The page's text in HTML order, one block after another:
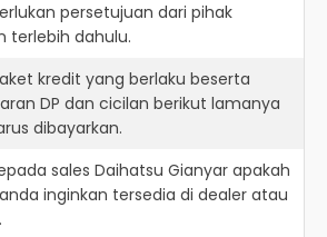
persetujuan dari pihak
terlebih dahulu.
kredit yang berlaku beserta
DP dan cicilan berikut lamanya
dibayarkan.
sales Daihatsu Gianyar apakah
inginkan tersedia di dealer atau